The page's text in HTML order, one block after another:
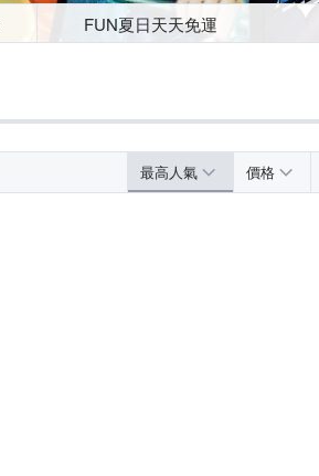
FUN夏日天天免運
最高人氣 價格